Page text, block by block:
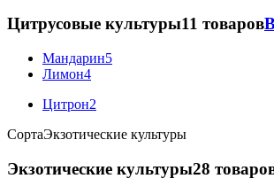
Цитрусовые культуры11 товаров
Мандарин5
Лимон4
Цитрон2
СортаЭкзотические культуры
Экзотические культуры28